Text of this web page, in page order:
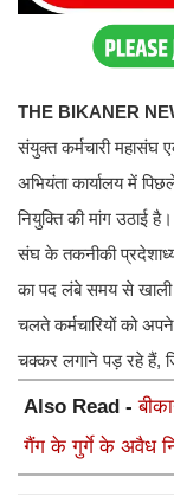
THE BIKANER
संयुक्त कर्मचारी महासंघ
अभियंता कार्यालय में
नियुक्ति की मांग उठाई है।
संघ के तकनीकी
का पद लंबे समय से खाली
चलते कर्मचारियों को
चक्कर लगाने पड़ रहे हैं,
Also Read -
गैंग के गुर्गे के अवैध